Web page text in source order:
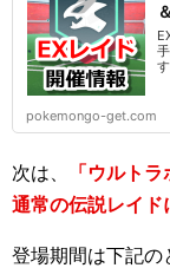
す
pokemongo-get.com
次は、
「ウルト
通常の伝説レイド
登場期間は下記の